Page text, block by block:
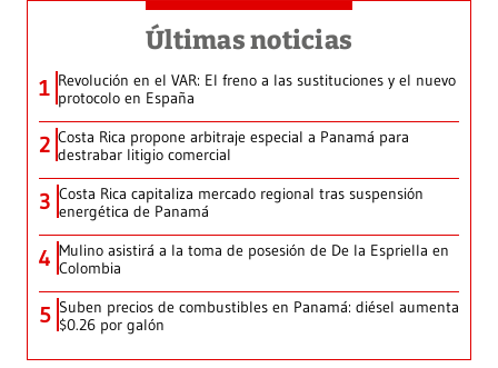
Últimas noticias
1 Revolución en el VAR: El freno a las sustituciones y el nuevo
protocolo en España
2 Costa Rica propone arbitraje especial a Panamá para
destrabar litigio comercial
3 Costa Rica capitaliza mercado regional tras suspensión
energética de Panamá
4 Mulino asistirá a la toma de posesión de De la Espriella en
Colombia
5 Suben precios de combustibles en Panamá: diésel aumenta
$0.26 por galón